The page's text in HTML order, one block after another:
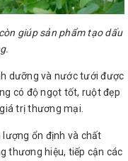
giúp sản phẩm tạo dấu
dưỡng và nước tưới được
có độ ngọt tốt, ruột đẹp
trị thương mại.
lượng ổn định và chất
thương hiệu, tiếp cận các